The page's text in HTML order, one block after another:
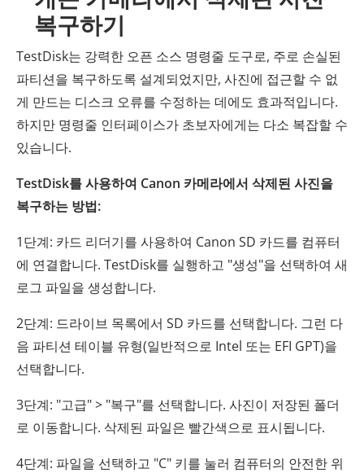
복구하기
TestDisk는 강력한 오픈 소스 명령줄 도구로, 주로 손실된
파티션을 복구하도록 설계되었지만, 사진에 접근할 수 없
게 만드는 디스크 오류를 수정하는 데에도 효과적입니다.
하지만 명령줄 인터페이스가 초보자에게는 다소 복잡할 수
있습니다.
TestDisk를 사용하여 Canon 카메라에서 삭제된 사진을
복구하는 방법:
1단계: 카드 리더기를 사용하여 Canon SD 카드를 컴퓨터
에 연결합니다. TestDisk를 실행하고 "생성"을 선택하여 새
로그 파일을 생성합니다.
2단계: 드라이브 목록에서 SD 카드를 선택합니다. 그런 다
음 파티션 테이블 유형(일반적으로 Intel 또는 EFI GPT)을
선택합니다.
3단계: "고급" > "복구"를 선택합니다. 사진이 저장된 폴더
로 이동합니다. 삭제된 파일은 빨간색으로 표시됩니다.
4단계: 파일을 선택하고 "C" 키를 눌러 컴퓨터의 안전한 위